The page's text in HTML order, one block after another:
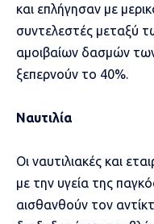
και επλήγησαν με
συντελεστές μεταξύ
αμοιβαίων δασμών
ξεπερνούν το 40%.
Ναυτιλία
Οι ναυτιλιακές και
με την υγεία της
αισθανθούν τον